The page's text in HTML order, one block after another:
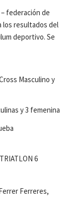
federación de
los resultados del
deportivo. Se
Masculino y
y 3 femenina
6
Ferreres,